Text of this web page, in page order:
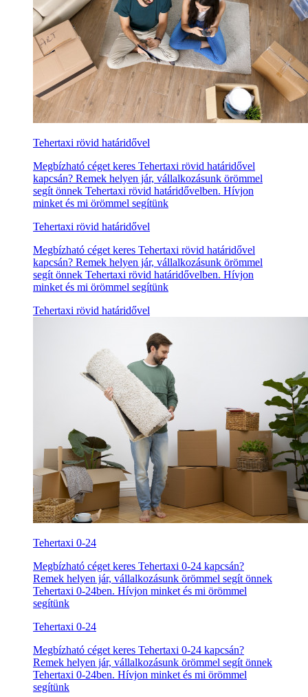
Tehertaxi rövid határidővel
Megbízható céget keres Tehertaxi rövid határidővel
kapcsán? Remek helyen jár, vállalkozásunk örömmel
segít önnek Tehertaxi rövid határidővelben. Hívjon
minket és mi örömmel segítünk
Tehertaxi rövid határidővel
Megbízható céget keres Tehertaxi rövid határidővel
kapcsán? Remek helyen jár, vállalkozásunk örömmel
segít önnek Tehertaxi rövid határidővelben. Hívjon
minket és mi örömmel segítünk
Tehertaxi rövid határidővel
Tehertaxi 0-24
Megbízható céget keres Tehertaxi 0-24 kapcsán?
Remek helyen jár, vállalkozásunk örömmel segít önnek
Tehertaxi 0-24ben. Hívjon minket és mi örömmel
segítünk
Tehertaxi 0-24
Megbízható céget keres Tehertaxi 0-24 kapcsán?
Remek helyen jár, vállalkozásunk örömmel segít önnek
Tehertaxi 0-24ben. Hívjon minket és mi örömmel
segítünk